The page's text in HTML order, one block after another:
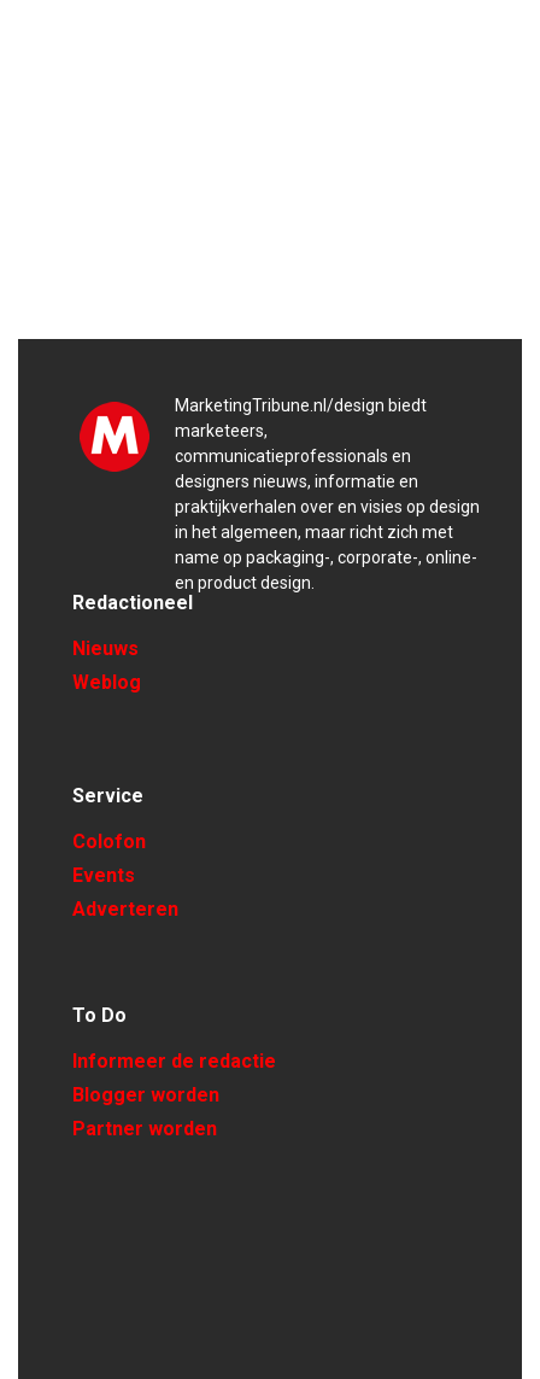
MarketingTribune.nl/design biedt
marketeers,
communicatieprofessionals en
designers nieuws, informatie en
praktijkverhalen over en visies op design
in het algemeen, maar richt zich met
name op packaging-, corporate-, online-
en product design.
Redactioneel
Nieuws
Weblog
Service
Colofon
Events
Adverteren
To Do
Informeer de redactie
Blogger worden
Partner worden